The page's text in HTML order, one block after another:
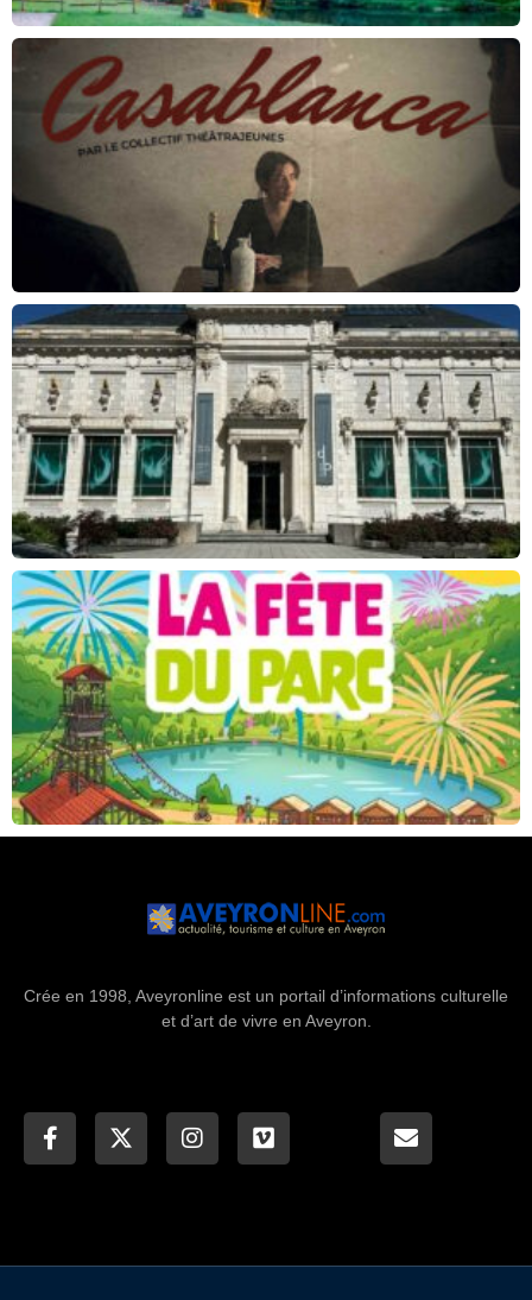
Crée en 1998, Aveyronline est un portail d’informations culturelle
et d’art de vivre en Aveyron.